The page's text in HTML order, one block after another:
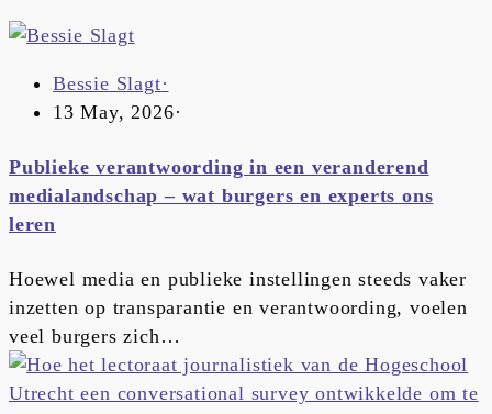
Bessie Slagt·
13 May, 2026·
Publieke verantwoording in een veranderend
medialandschap – wat burgers en experts ons
leren
Hoewel media en publieke instellingen steeds vaker
inzetten op transparantie en verantwoording, voelen
veel burgers zich…